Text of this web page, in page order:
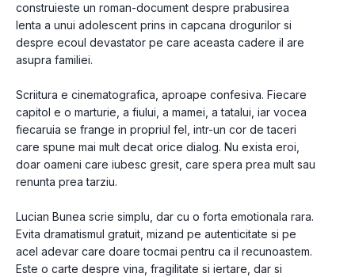
construieste un roman-document despre prabusirea
lenta a unui adolescent prins in capcana drogurilor si
despre ecoul devastator pe care aceasta cadere il are
asupra familiei.
Scriitura e cinematografica, aproape confesiva. Fiecare
capitol e o marturie, a fiului, a mamei, a tatalui, iar vocea
fiecaruia se frange in propriul fel, intr-un cor de taceri
care spune mai mult decat orice dialog. Nu exista eroi,
doar oameni care iubesc gresit, care spera prea mult sau
renunta prea tarziu.
Lucian Bunea scrie simplu, dar cu o forta emotionala rara.
Evita dramatismul gratuit, mizand pe autenticitate si pe
acel adevar care doare tocmai pentru ca il recunoastem.
Este o carte despre vina, fragilitate si iertare, dar si